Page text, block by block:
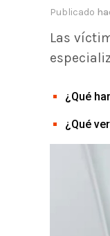
Publicado
Las
¿Qué
¿Qué